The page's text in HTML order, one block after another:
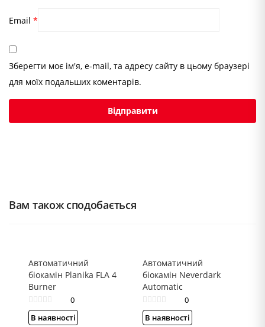
Email *
Зберегти моє ім'я, e-mail, та адресу сайту в цьому браузері
для моїх подальших коментарів.
Вам також сподобається
Автоматичний
біокамін Planika FLA 4
Burner
0
В наявності
Автоматичний
біокамін Neverdark
Automatic
0
В наявності